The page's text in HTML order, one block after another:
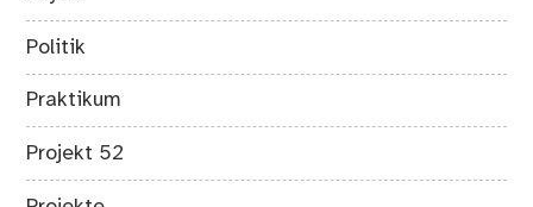
Politik
Praktikum
Projekt 52